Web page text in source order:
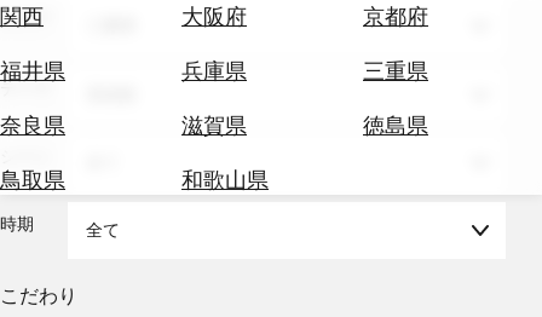
関西 大阪府
京都府
福井県
兵庫県
三重県
奈良県
滋賀県
徳島県
鳥取県
和歌山県
券
テ
を
調
エリア
テーマ
時期 全て
こだわり